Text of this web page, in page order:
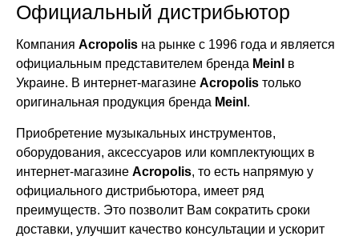
Официальный дистрибьютор
Компания Acropolis на рынке с 1996 года и является
официальным представителем бренда Meinl в
Украине. В интернет-магазине Acropolis только
оригинальная продукция бренда Meinl .
Приобретение музыкальных инструментов,
оборудования, аксессуаров или комплектующих в
интернет-магазине Acropolis, то есть напрямую у
официального дистрибьютора, имеет ряд
преимуществ. Это позволит Вам сократить сроки
доставки, улучшит качество консультации и ускорит